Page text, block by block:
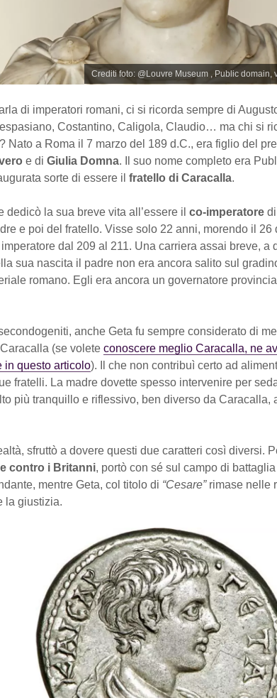
Crediti foto: @Louvre Museum , Public domain,
di imperatori romani, ci si ricorda sempre di
Costantino, Caligola, Claudio… ma chi si
Nato a Roma il 7 marzo del 189 d.C., era figlio del
e di Giulia Domna. Il suo nome completo era
sorte di essere il fratello di Caracalla.
dedicò la sua breve vita all’essere il co-imperatore
e poi del fratello. Visse solo 22 anni, morendo il 26
dal 209 al 211. Una carriera assai breve, a
sua nascita il padre non era ancora salito sul
romano. Egli era ancora un governatore
anche Geta fu sempre considerato di
(se volete conoscere meglio Caracalla, ne
in questo articolo). Il che non contribuì certo ad
fratelli. La madre dovette spesso intervenire per
più tranquillo e riflessivo, ben diverso da Caracalla,
sfruttò a dovere questi due caratteri così diversi.
contro i Britanni, portò con sé sul campo di
mentre Geta, col titolo di “Cesare”rimase nelle
la giustizia.